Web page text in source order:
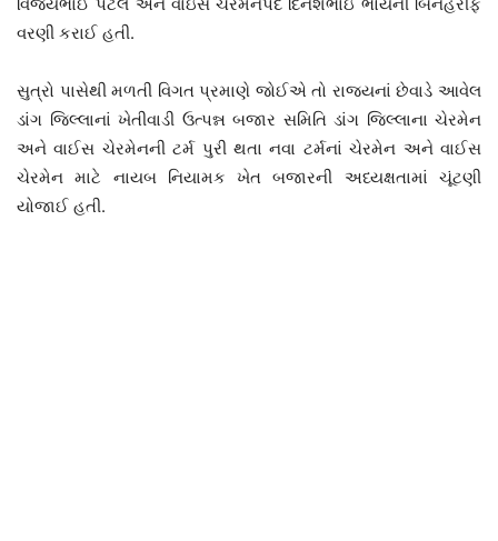
વરણી કરાઈ હતી.
સુત્રો પાસેથી મળતી વિગત પ્રમાણે જોઈએ તો રાજ્યનાં છેવાડે આવેલ
ડાંગ જિલ્લાનાં ખેતીવાડી ઉત્પન્ન બજાર સમિતિ ડાંગ જિલ્લાના ચેરમેન
અને વાઈસ ચેરમેનની ટર્મ પુરી થતા નવા ટર્મનાં ચેરમેન અને વાઈસ
ચેરમેન માટે નાયબ નિયામક ખેત બજારની અધ્યક્ષતામાં ચૂંટણી
યોજાઈ હતી.